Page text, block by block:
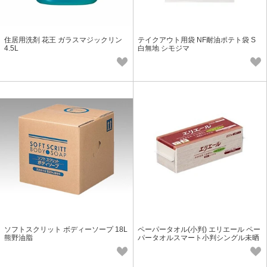
住居用洗剤 花王 ガラスマジックリン
4.5L
テイクアウト用袋 NF耐油ポテト袋 S
白無地 シモジマ
ソフトスクリット ボディーソープ 18L
熊野油脂
ペーパータオル(小判) エリエール ペー
パータオルスマート小判シングル未晒